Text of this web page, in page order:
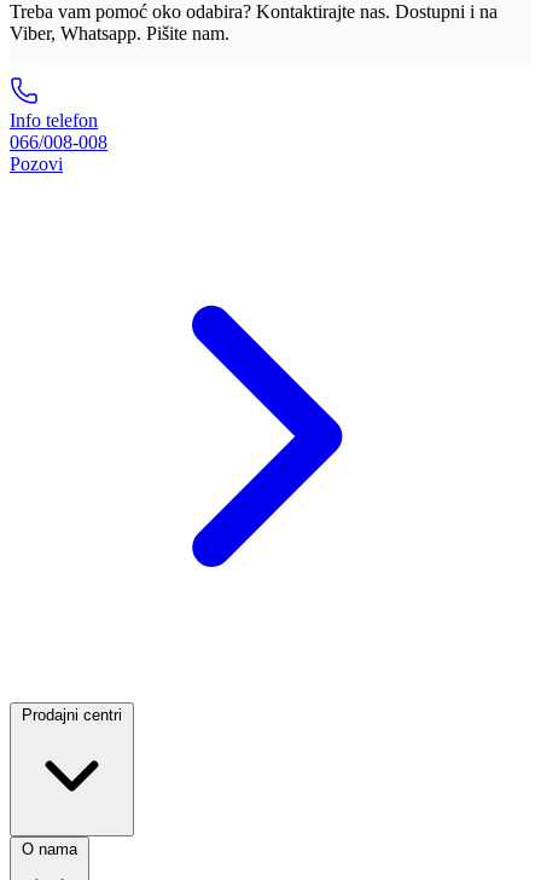
Treba vam pomoć oko odabira? Kontaktirajte nas. Dostupni i na
Viber, Whatsapp. Pišite nam.
Info telefon
066/008-008
Pozovi
Prodajni centri
O nama